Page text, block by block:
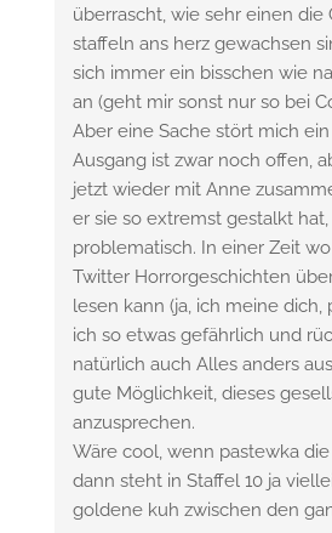
überrascht, wie sehr einen die
staffeln ans herz gewachsen
sich immer ein bisschen wie
an (geht mir sonst nur so bei
Aber eine Sache stört mich
Ausgang ist zwar noch offen,
jetzt wieder mit Anne
er sie so extremst gestalkt
problematisch. In einer Zeit
Twitter Horrorgeschichten
lesen kann (ja, ich meine dich,
ich so etwas gefährlich und
natürlich auch Alles anders
gute Möglichkeit, dieses
anzusprechen.
Wäre cool, wenn pastewka
dann steht in Staffel 10 ja
goldene kuh zwischen den